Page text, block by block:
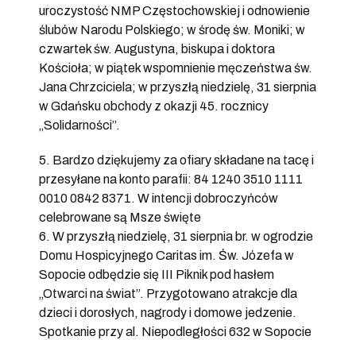
uroczystość NMP Częstochowskiej i odnowienie
ślubów Narodu Polskiego; w środę św. Moniki; w
czwartek św. Augustyna, biskupa i doktora
Kościoła; w piątek wspomnienie męczeństwa św.
Jana Chrzciciela; w przyszłą niedzielę, 31 sierpnia
w Gdańsku obchody z okazji 45. rocznicy
„Solidarności”.
5. Bardzo dziękujemy za ofiary składane na tacę i
przesyłane na konto parafii: 84 1240 3510 1111
0010 0842 8371. W intencji dobroczyńców
celebrowane są Msze święte
6. W przyszłą niedzielę, 31 sierpnia br. w ogrodzie
Domu Hospicyjnego Caritas im. Św. Józefa w
Sopocie odbędzie się III Piknik pod hasłem
„Otwarci na świat”. Przygotowano atrakcje dla
dzieci i dorosłych, nagrody i domowe jedzenie.
Spotkanie przy al. Niepodległości 632 w Sopocie